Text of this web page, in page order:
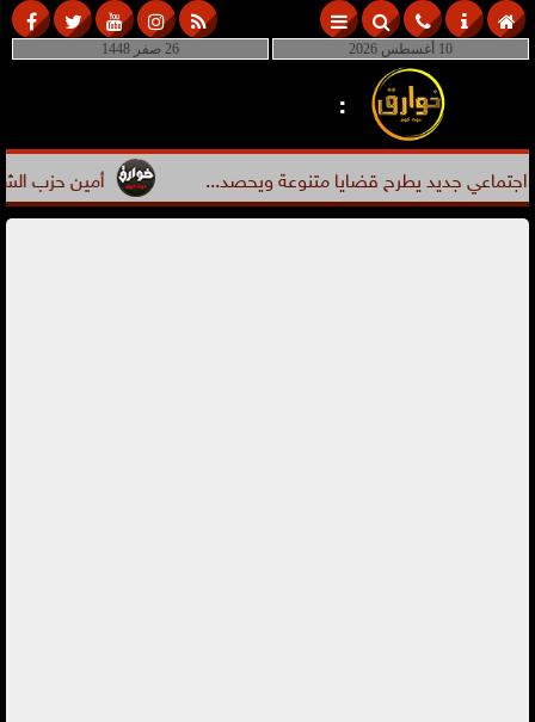
26 صفر 1448 10 أغسطس 2026
:
أمين حزب الشعب جديد يطرح قضايا متنوعة ويحصد...